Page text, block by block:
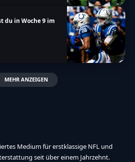
du in Woche 9 im
MEHR ANZEIGEN
Medium für erstklassige NFL und
seit über einem Jahrzehnt.